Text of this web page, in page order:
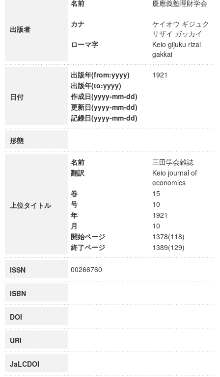
出版者
名前 慶應義塾理財学会
カナ
ケイオウ ギジュク
リザイ ガッカイ
ローマ字
Keio gijuku rizai
gakkai
日付
出版年(from:yyyy)
1921
出版年(to:yyyy)
作成日(yyyy-mm-dd)
更新日(yyyy-mm-dd)
記録日(yyyy-mm-dd)
形態
上位タイトル
名前
三田学会雑誌
翻訳
Keio journal of
economics
巻
15
号
10
年
1921
月
10
開始ページ
1378(118)
終了ページ
1389(129)
ISSN 00266760
ISBN
DOI
URI
JaLCDOI